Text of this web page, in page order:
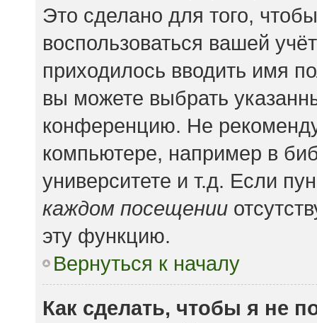
Это сделано для того,
воспользоваться вашей
приходилось вводить имя
вы можете выбрать
конференцию. Не
компьютере, например в
университете и т.д. Если
каждом посещении
эту функцию.
Вернуться к началу
Как сделать, чтобы я не